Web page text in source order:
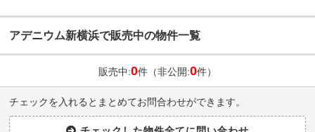
アデニウム新横浜で販売中の物件一覧
販売中:0件（非公開:0件）
チェックを入れるとまとめてお問合わせができます。